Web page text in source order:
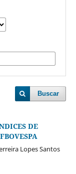
Buscar
DE
Lopes Santos